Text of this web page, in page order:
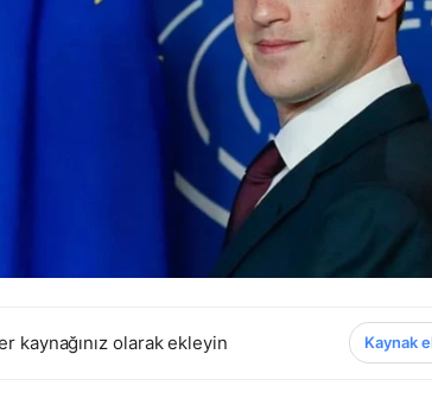
kaynağınız olarak ekleyin Kaynak